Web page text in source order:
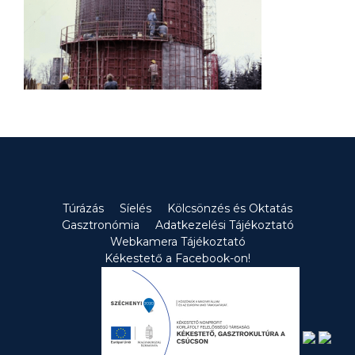
Túrázás Síelés
Kölcsönzés és Oktatás
Gasztronómia
Adatkezelési Tájékoztató
Webkamera Tájékoztató
Kékestető a Facebook-on!